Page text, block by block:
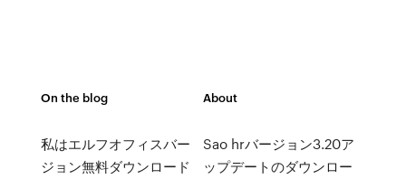
On the blog
私はエルフオフィスバー
ジョン無料ダウンロード
About
Sao hrバージョン3.20ア
ップデートのダウンロー